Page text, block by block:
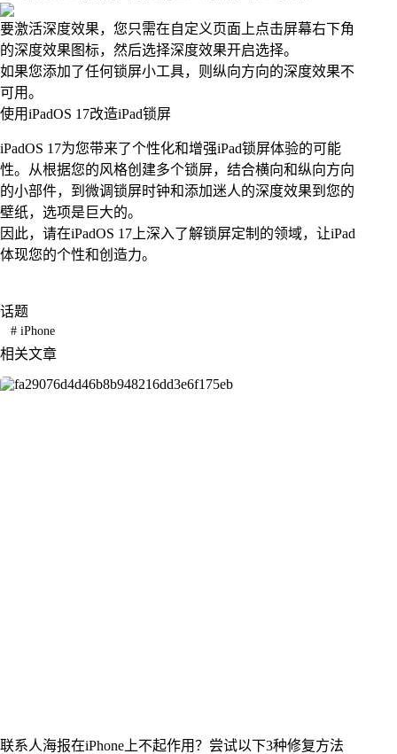
要激活深度效果，您只需在自定义页面上点击屏幕右下角
的深度效果图标，然后选择深度效果开启选择。
如果您添加了任何锁屏小工具，则纵向方向的深度效果不
可用。
使用iPadOS 17改造iPad锁屏
iPadOS 17为您带来了个性化和增强iPad锁屏体验的可能
性。从根据您的风格创建多个锁屏，结合横向和纵向方向
的小部件，到微调锁屏时钟和添加迷人的深度效果到您的
壁纸，选项是巨大的。
因此，请在iPadOS 17上深入了解锁屏定制的领域，让iPad
体现您的个性和创造力。
话题
#iPhone
相关文章
联系人海报在iPhone上不起作用？尝试以下3种修复方法